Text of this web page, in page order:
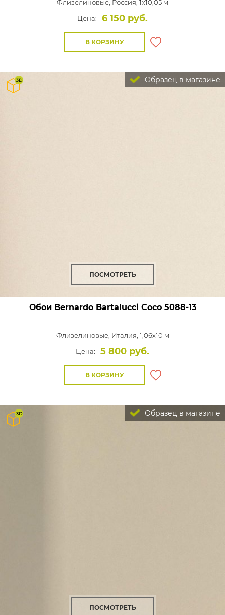
Флизелиновые, Россия, 1x10,05 м
Цена:
6 150 руб.
В КОРЗИНУ
Образец в магазине
ПОСМОТРЕТЬ
Обои Bernardo Bartalucci Coco5088-13
Флизелиновые, Италия, 1,06x10 м
Цена:
5 800 руб.
В КОРЗИНУ
Образец в магазине
ПОСМОТРЕТЬ